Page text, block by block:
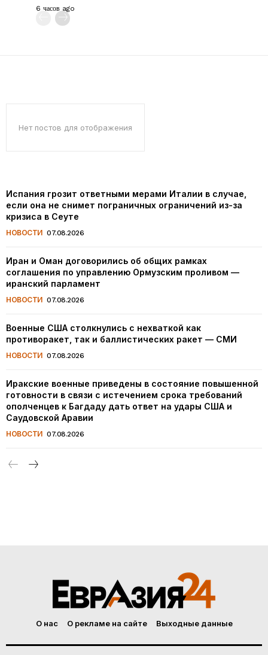
6 часов ago
Нет постов для отображения
Испания грозит ответными мерами Италии в случае,
если она не снимет пограничных ограничений из-за
кризиса в Сеуте
НОВОСТИ 07.08.2026
Иран и Оман договорились об общих рамках
соглашения по управлению Ормузским проливом —
иранский парламент
НОВОСТИ 07.08.2026
Военные США столкнулись с нехваткой как
противоракет, так и баллистических ракет — СМИ
НОВОСТИ 07.08.2026
Иракские военные приведены в состояние повышенной
готовности в связи с истечением срока требований
ополченцев к Багдаду дать ответ на удары США и
Саудовской Аравии
НОВОСТИ 07.08.2026
О нас О рекламе на сайте Выходные данные